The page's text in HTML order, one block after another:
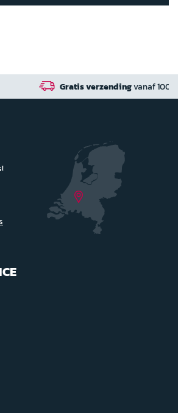
Gratis verzendingvanaf 100 euro in NL / BE /